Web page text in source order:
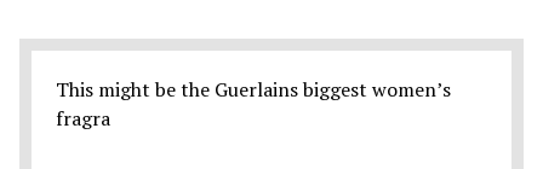
This might be the Guerlains biggest women’s
fragra